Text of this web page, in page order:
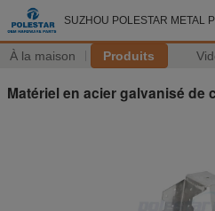
SUZHOU POLESTAR METAL
À la maison Produits
Matériel en acier galvanisé de